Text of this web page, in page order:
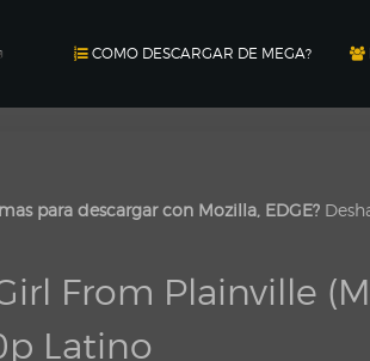
COMO DESCARGAR DE MEGA?
para descargar con Mozilla, EDGE?
From Plainville
Latino